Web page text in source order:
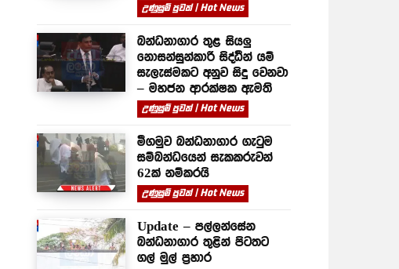
උණුසුම් පුවත් | Hot News
බන්ධනාගාර තුළ සියලු
නොසන්සුන්කාරී සිද්ධීන් යම්
සැලැස්මකට අනුව සිදු වෙනවා
– මහජන ආරක්ෂක ඇමති
උණුසුම් පුවත් | Hot News
මීගමුව බන්ධනාගාර ගැටුම
සම්බන්ධයෙන් සැකකරුවන්
62ක් නම්කරයි
උණුසුම් පුවත් | Hot News
Update – පල්ලන්සේන
බන්ධනාගාර තුළින් පිටතට
ගල් මුල් ප්‍රහාර